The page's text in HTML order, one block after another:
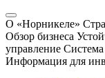
О «Норникеле»
Обзор бизнеса
управление
Информация для